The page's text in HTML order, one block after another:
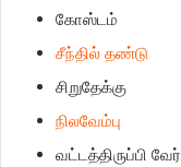
கோஸ்டம்
சீந்தில் தண்டு
சிறுதேக்கு
நிலவேம்பு
வட்டத்திருப்பி வேர்